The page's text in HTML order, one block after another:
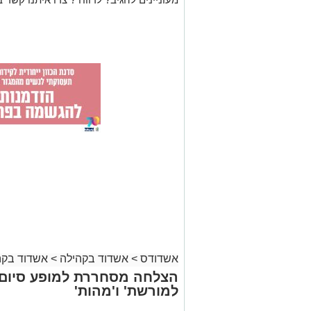
אשדודס > אשדוד בקהילה > אשדוד
הצלחה מסחררת למופע
למורשת' ו'מהות'